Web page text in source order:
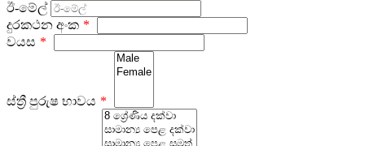
ඊ-මේල්
දුරකථන අංක
වයස
ස්ත්‍රී පුරුෂ භාවය